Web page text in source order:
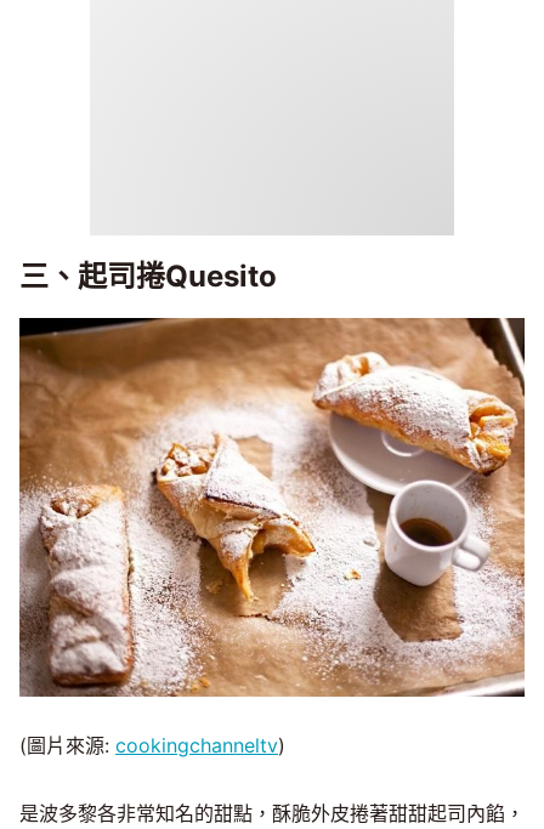
三、起司捲Quesito
(圖片來源: cookingchanneltv)
是波多黎各非常知名的甜點，酥脆外皮捲著甜甜起司內餡，